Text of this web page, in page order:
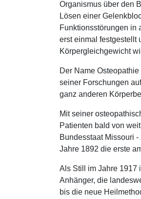
Organismus über den
Lösen einer
Funktionsstörungen in
erst einmal festgestellt
Körpergleichgewicht
Der Name
seiner Forschungen
ganz anderen
Mit seiner
Patienten bald von
Bundesstaat Missouri
Jahre 1892 die erste
Als Still im Jahre 1917
Anhänger, die
bis die neue